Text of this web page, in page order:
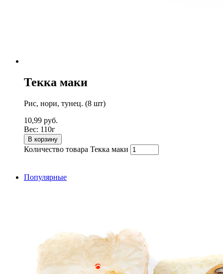
Текка маки
Рис, нори, тунец. (8 шт)
10,99 руб.
Вес: 110г
В корзину
Количество товара Текка маки
Популярные